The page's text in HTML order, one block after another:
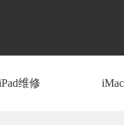
维修